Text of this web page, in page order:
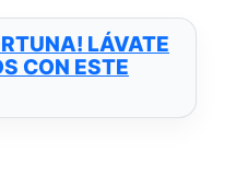
LÁVATE
CON ESTE